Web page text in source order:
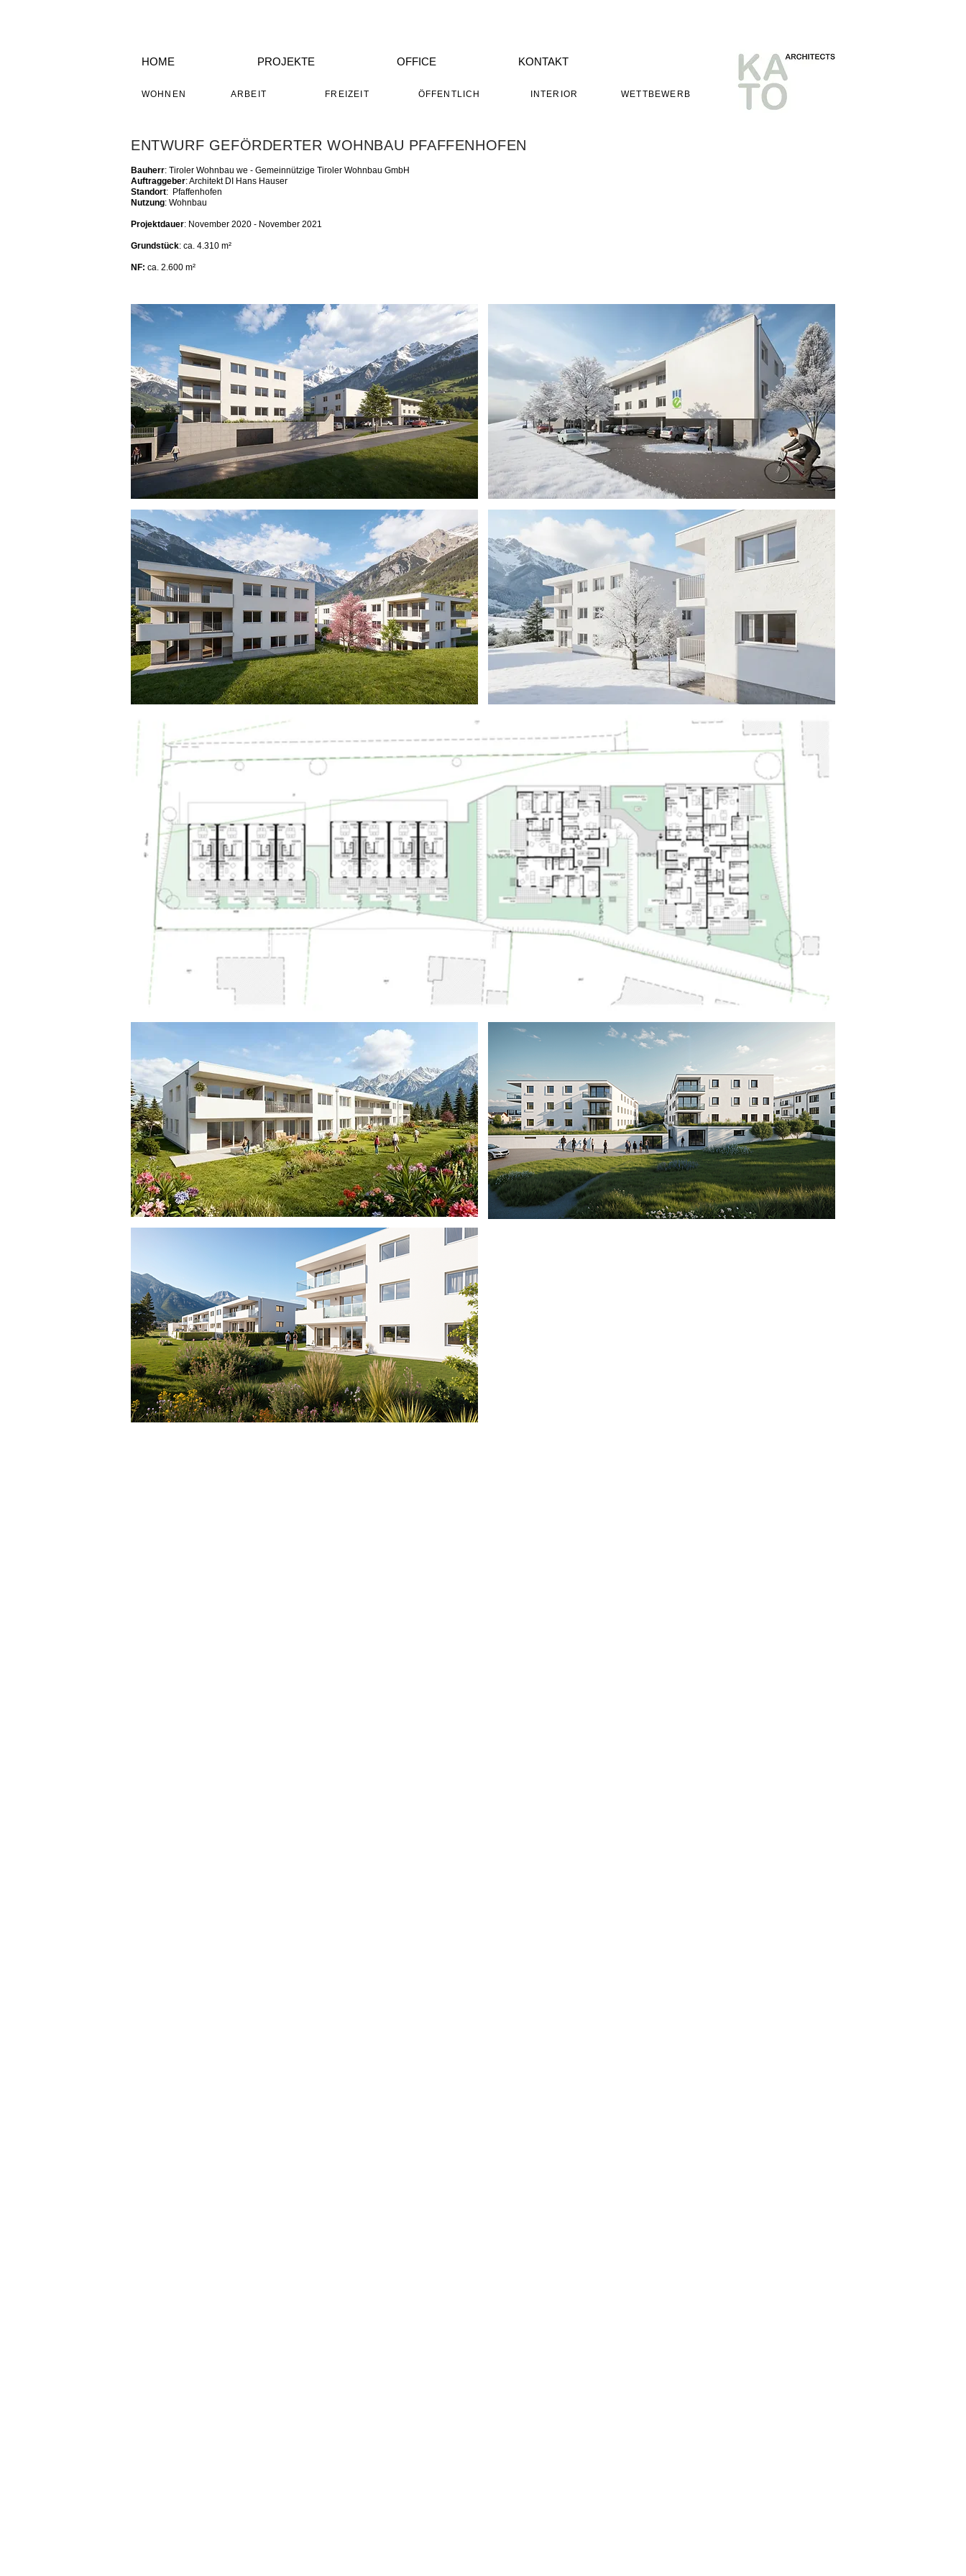
HOME PROJEKTE OFFICE KONTAKT
ARBEIT FREIZEIT ÖFFENTLICH INTERIOR WETTBEWERB
ENTWURF GEFÖRDERTER WOHNBAU PFAFFENHOFEN
Bauherr: Tiroler Wohnbau we - Gemeinnützige Tiroler Wohnbau GmbH
Auftraggeber: Architekt DI Hans Hauser
Standort: Pfaffenhofen
Nutzung: Wohnbau
Projektdauer: November 2020 - November 2021
Grundstück: ca. 4.310 m²
NF: ca. 2.600 m²
WOHNEN